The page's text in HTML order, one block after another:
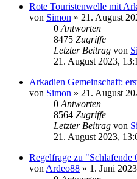
Rote Touristenwelle mit
von Simon » 21. August
0 Antworten
8475 Zugriffe
Letzter Beitrag von
21. August 2023,
Arkadien Gemeinschaft:
von Simon » 21. August
0 Antworten
8564 Zugriffe
Letzter Beitrag von
21. August 2023,
Regelfrage zu "Schlafende
von Ardeo88 » 1. Juni